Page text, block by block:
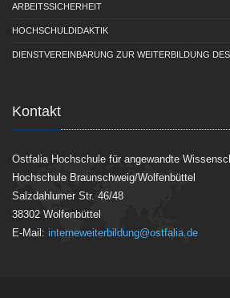
ARBEITSSICHERHEIT
HOCHSCHULDIDAKTIK
DIENSTVEREINBARUNG ZUR WEITERBILDUNG
Kontakt
Ostfalia Hochschule für angewandte
Hochschule Braunschweig/Wolfenbüttel
Salzdahlumer Str. 46/48
38302 Wolfenbüttel
E-Mail: interneweiterbildung@ostfalia.de